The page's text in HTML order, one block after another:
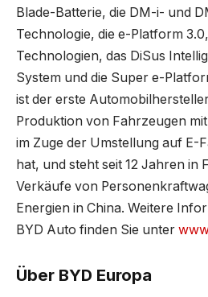
Blade-Batterie, die DM-i- und
Technologie, die e-Platform
Technologien, das DiSus
System und die Super e-
ist der erste
Produktion von Fahrzeugen
im Zuge der Umstellung auf E-
hat, und steht seit 12 Jahren in
Verkäufe von
Energien in China. Weitere
BYD Auto finden Sie unter
Über BYD Europa